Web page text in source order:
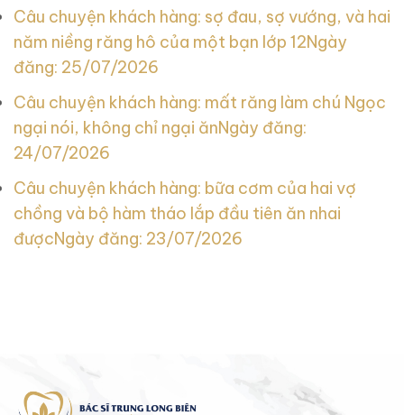
Câu chuyện khách hàng: sợ đau, sợ vướng, và hai
năm niềng răng hô của một bạn lớp 12Ngày
đăng: 25/07/2026
Câu chuyện khách hàng: mất răng làm chú Ngọc
ngại nói, không chỉ ngại ănNgày đăng:
24/07/2026
Câu chuyện khách hàng: bữa cơm của hai vợ
chồng và bộ hàm tháo lắp đầu tiên ăn nhai
đượcNgày đăng: 23/07/2026